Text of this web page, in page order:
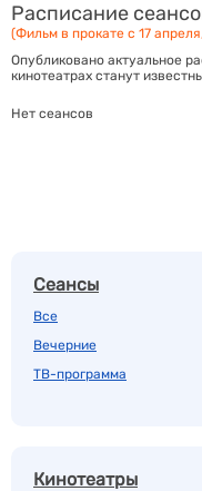
Расписание
(Фильм в прокате с 17
Опубликовано актуальное
кинотеатрах станут
Нет сеансов
Сеансы
Все
Вечерние
ТВ-программа
Кинотеатры